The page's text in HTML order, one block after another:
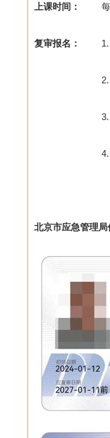
上课时间：
复审报名：
北京市应急管理局